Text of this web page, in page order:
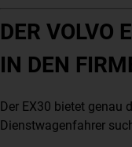
DER VOLVO
IN DEN
Der EX30 bietet genau
Dienstwagenfahrer